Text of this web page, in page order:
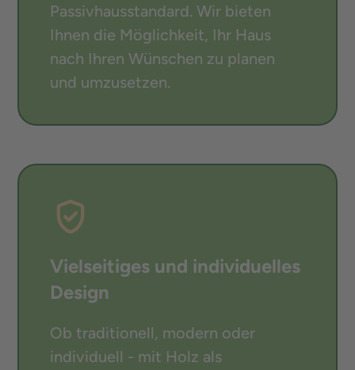
Passivhausstandard. Wir bieten
Ihnen die Möglichkeit, Ihr Haus
nach Ihren Wünschen zu planen
und umzusetzen.
Vielseitiges und individuelles
Design
Ob traditionell, modern oder
individuell - mit Holz als